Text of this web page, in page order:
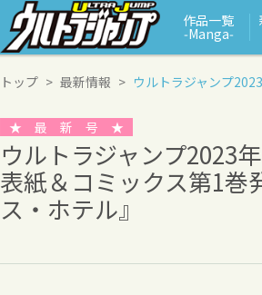
作品一覧
‑Manga‑
トップ 最新情報 ウルトラジャンプ
★ 最 新 号 ★
ウルトラジャンプ2023
表紙＆コミックス第1巻
ス・ホテル』